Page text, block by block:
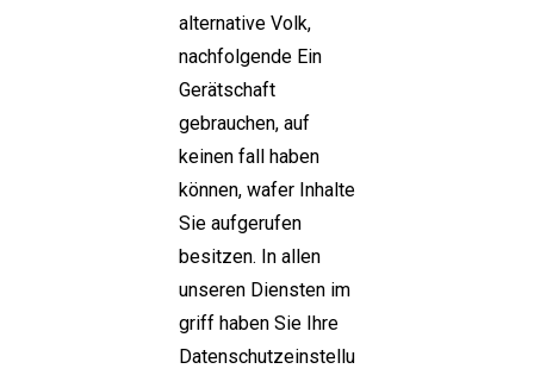
alternative Volk,
nachfolgende Ein
Gerätschaft
gebrauchen, auf
keinen fall haben
können, wafer Inhalte
Sie aufgerufen
besitzen. In allen
unseren Diensten im
griff haben Sie Ihre
Datenschutzeinstellu